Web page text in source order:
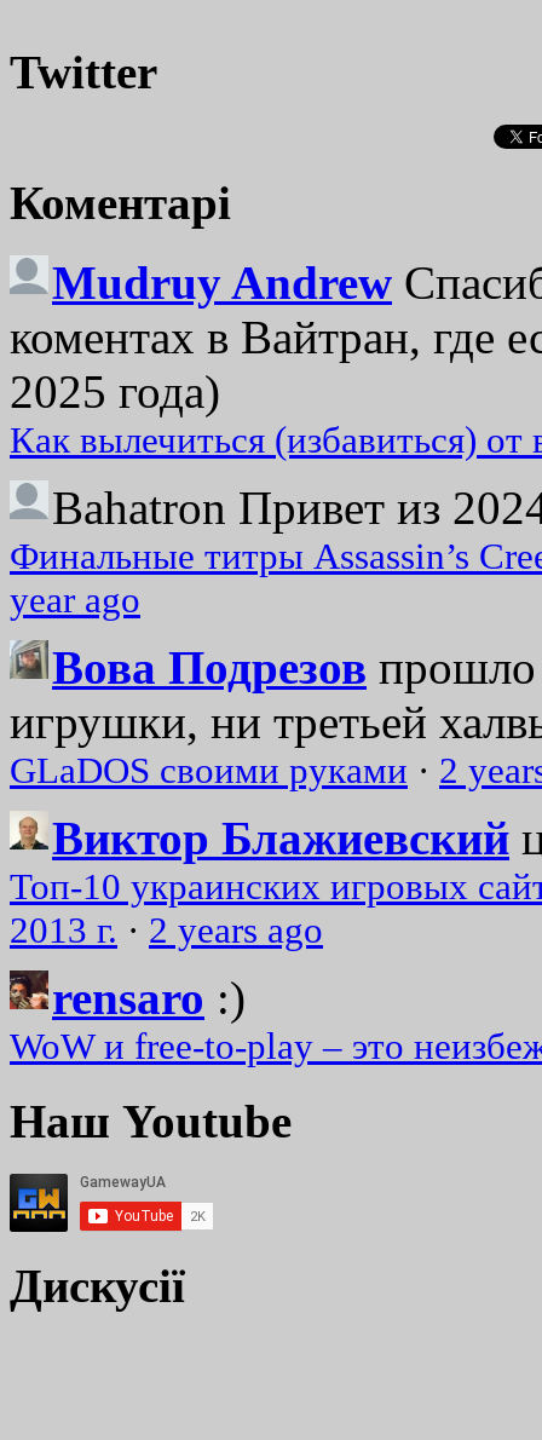
Twitter
Коментарі
Mudruy Andrew
коментах в Вайтран, где
2025 года)
Как вылечиться (избавиться)
Bahatron Привет из
Финальные титры Assassin’s
year ago
Вова Подрезов прошло
игрушки, ни третьей
GLaDOS своими руками · 2
Виктор Блажиевский
Топ-10 украинских игровых
2013 г. · 2 years ago
rensaro :)
WoW и free-to-play – это
Наш Youtube
Дискусії